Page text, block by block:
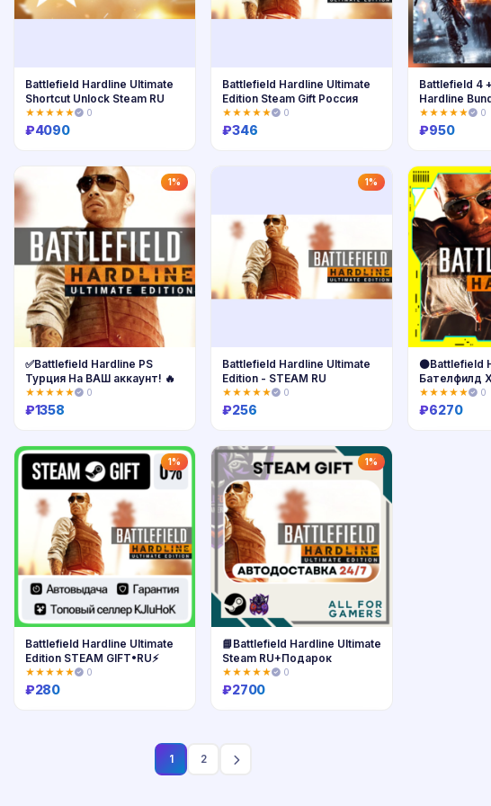
Купить
Battlefield Hardline Ultimate
Shortcut Unlock Steam RU
★★★★★ 0
₽4090
Battlefield Hardline Ultimate
Edition Steam Gift Россия
★★★★★ 0
₽346
Battlefield 4
Hardline
★★★★★ 0
₽950
1%
Купить
✅Battlefield Hardline PS
Турция На ВАШ аккаунт! 🔥
★★★★★ 0
₽1358
1%
Купить
Battlefield Hardline Ultimate
Edition - STEAM RU
★★★★★ 0
₽256
⚫️Battlefield
Бателфилд
ПК Epic
★★★★★ 0
₽6270
1%
Battlefield Hardline Ultimate
Edition STEAM GIFT•RU⚡️
★★★★★ 0
₽280
1%
📘Battlefield Hardline Ultimate
Steam RU+Подарок
★★★★★ 0
₽2700
1 2